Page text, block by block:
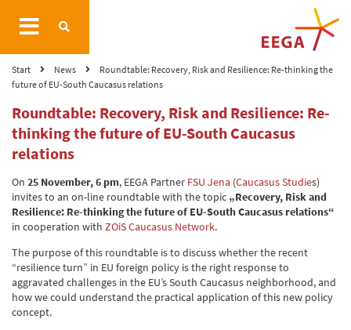
Start News
Roundtable: Recovery, Risk and Resilience: Re-thinking the
future of EU-South Caucasus relations
Roundtable: Recovery, Risk and Resilience: Re-
thinking the future of EU-South Caucasus
relations
On 25 November, 6 pm, EEGA Partner FSU Jena (Caucasus Studies)
invites to an on-line roundtable with the topic „Recovery, Risk and
Resilience: Re-thinking the future of EU-South Caucasus relations“
in cooperation with ZOiSCaucasus Network.
The purpose of this roundtable is to discuss whether the recent
“resilience turn” in EU foreign policy is the right response to
aggravated challenges in the EU’s South Caucasus neighborhood, and
how we could understand the practical application of this new policy
concept.